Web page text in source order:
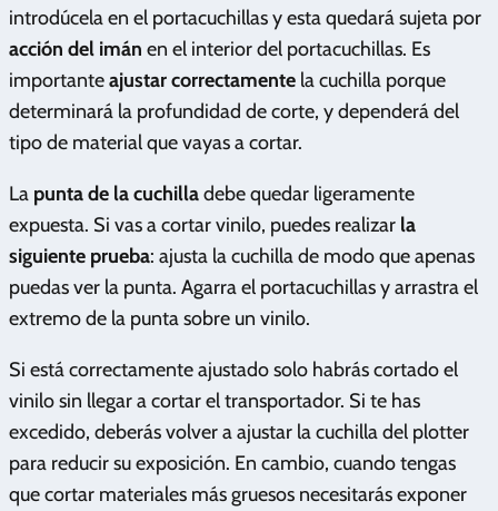
introdúcela en el portacuchillas y esta quedará sujeta por
acción del imán en el interior del portacuchillas. Es
importanteajustar correctamente la cuchilla porque
determinará la profundidad de corte, y dependerá del
tipo de material que vayas a cortar.
La punta de la cuchilladebe quedar ligeramente
expuesta. Si vas a cortar vinilo, puedes realizar la
siguiente prueba: ajusta la cuchilla de modo que apenas
puedas ver la punta. Agarra el portacuchillas y arrastra el
extremo de la punta sobre un vinilo.
Si está correctamente ajustado solo habrás cortado el
vinilo sin llegar a cortar el transportador. Si te has
excedido, deberás volver a ajustar la cuchilla del plotter
para reducir su exposición. En cambio, cuando tengas
que cortar materiales más gruesos necesitarás exponer